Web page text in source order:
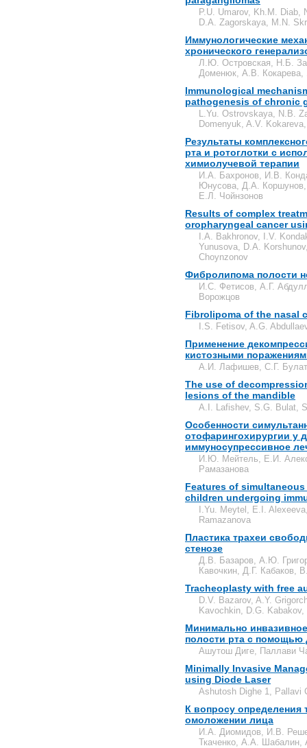
P.U. Umarov, Kh.M.
D.A. Zagorskaya, M.N.
Иммунологические
хронического
Л.Ю. Островская, Н.Б.
Доменюк, А.В.
Immunological
pathogenesis of chronic
L.Yu. Ostrovskaya, N.B.
Domenyuk, A.V.
Результаты
рта и ротоглотки с
химиолучевой терапии
И.А. Бахронов, И.В.
Юнусова, Д.А.
Е.Л. Чойнзонов
Results of complex
oropharyngeal cancer
I.A. Bakhronov, I.V.
Yunusova, D.A.
Choynzonov
Фибролипома полости
И.С. Фетисов, А.Г.
Ворожцов
Fibrolipoma of the nasal
I.S. Fetisov, A.G.
Применение
кистозными
А.И. Лафишев, С.Г.
The use of
lesions of the mandible
A.I. Lafishev, S.G. Bulat,
Особенности
отофарингохирургии у
иммуносупрессивное
И.Ю. Мейтель, Е.И.
Рамазанова
Features of
children undergoing
I.Yu. Meytel, E.I.
Ramazanova
Пластика трахеи
стенозе
Д.В. Базаров, А.Ю.
Кавочкин, Д.Г.
Tracheoplasty with free
D.V. Bazarov, A.Y.
Kavochkin, D.G.
Минимально
полости рта с помощью
Ашутош Диге, Паллави
Minimally Invasive
using Diode Laser
Ashutosh Dighe 1, Pallavi
К вопросу определения
омоложении лица
И.А. Диомидов, И.В.
Ткаченко, А.А. Шабалин,